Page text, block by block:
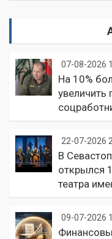
07-08-2026
На 10%
увеличить
22-07-2026
В
открылся
театра
09-07-2026